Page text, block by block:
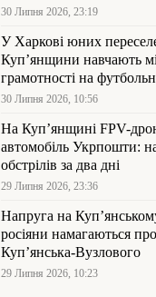
30 Липня 2026, 23:19
У Харкові юних
Куп’янщини навчають
грамотності на
30 Липня 2026, 10:56
На Куп’янщині FPV-
автомобіль Укрпошти:
обстрілів за два дні
29 Липня 2026, 23:36
Напруга на
росіяни намагаються
Куп’янська-Вузлового
29 Липня 2026, 10:23